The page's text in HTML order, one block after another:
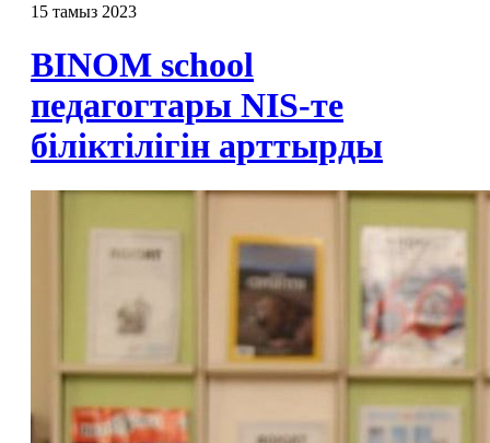
15 тамыз 2023
BINOM school
педагогтары NIS-те
біліктілігін арттырды